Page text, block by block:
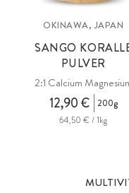
OKINAWA, JAPAN
SANGO
PULVER
2:1 Calcium
12,90 €
200g
64,50 € / 1kg